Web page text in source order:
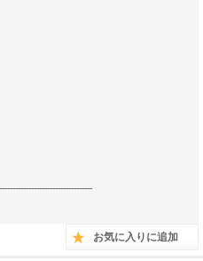
お気に入りに追加